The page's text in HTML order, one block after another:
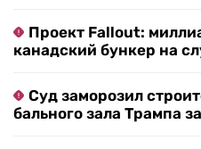
Проект Fallout:
канадский бункер на
Суд заморозил
бального зала Трампа